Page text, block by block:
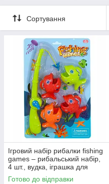
Сортування
Ігровий набір рибалки fishing
games – рибальський набір,
4 шт., вудка, іграшка для
ванни та басейну
Готово до відправки